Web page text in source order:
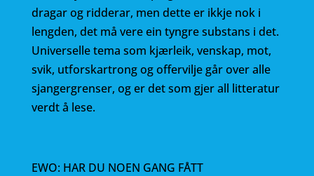
dragar og ridderar, men dette er ikkje nok i
lengden, det må vere ein tyngre substans i det.
Universelle tema som kjærleik, venskap, mot,
svik, utforskartrong og offervilje går over alle
sjangergrenser, og er det som gjer all litteratur
verdt å lese.
EWO: HAR DU NOEN GANG FÅTT